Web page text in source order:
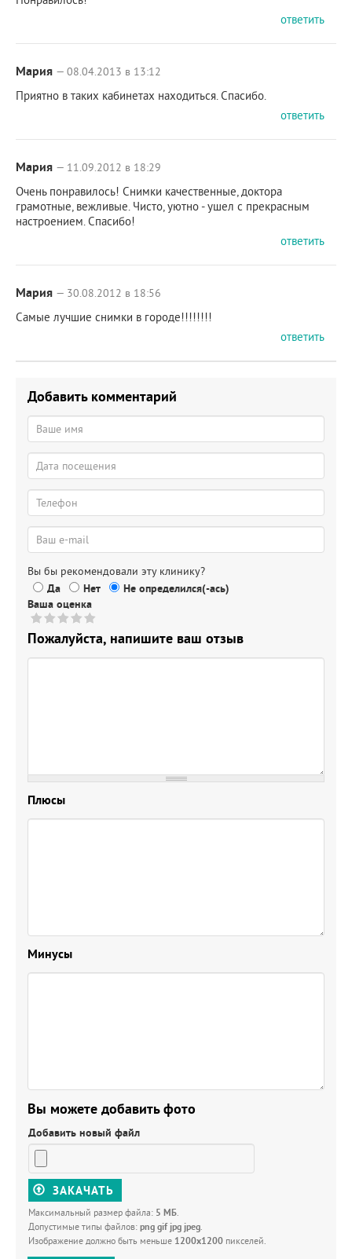
ответить
Мария — 08.04.2013 в 13:12
Приятно в таких кабинетах находиться. Спасибо.
ответить
Мария — 11.09.2012 в 18:29
Очень понравилось! Снимки качественные, доктора
грамотные, вежливые. Чисто, уютно - ушел с прекрасным
настроением. Спасибо!
ответить
Мария — 30.08.2012 в 18:56
Самые лучшие снимки в городе!!!!!!!!
ответить
Добавить комментарий
Вы бы рекомендовали эту клинику?
Да
Нет
Не определился(-ась)
Ваша оценка
Пожалуйста, напишите ваш отзыв
Плюсы
Минусы
Вы можете добавить фото
Добавить новый файл
ЗАКАЧАТЬ
Максимальный размер файла: 5 МБ.
Допустимые типы файлов: png gif jpg jpeg.
Изображение должно быть меньше 1200x1200 пикселей.